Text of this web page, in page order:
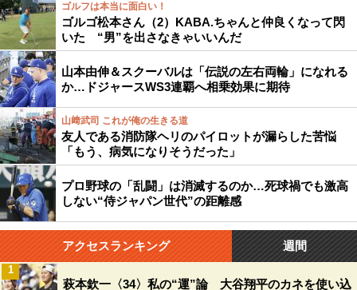
ゴルフは本当に面白い！
ゴルゴ松本さん（2）KABA.ちゃんと仲良くなって閃
いた “男”を出さなきゃいいんだ
山本由伸＆スクーバルは「伝説の左右両輪」になれる
か…ドジャースWS3連覇へ相乗効果に期待
山﨑武司 これが俺の生きる道
友人である消防隊ヘリのパイロットが漏らした苦悩
「もう、病気になりそうだった」
プロ野球の「乱闘」は消滅するのか…死球禍でも激高
しない“侍ジャパン世代”の距離感
アクセスランキング 週間
萩本欽一〈34〉私の“運”論 大谷翔平のカネを使い込
1